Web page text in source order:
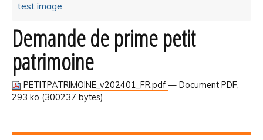
test image
Demande de prime petit
patrimoine
PETITPATRIMOINE_v202401_FR.pdf — Document PDF,
293 ko (300237 bytes)